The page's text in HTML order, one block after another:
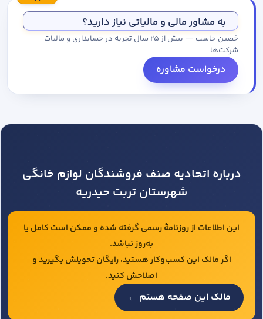
به مشاور مالی و مالیاتی نیاز دارید؟
حَصین حاسب — بیش از ۲۵ سال تجربه در حسابداری و مالیات
شرکت‌ها
درخواست مشاوره
درباره اتحادیه صنف فروشندگان لوازم خانگی
شهرستان تربت حیدریه
این اطلاعات از روزنامهٔ رسمی گرفته شده و ممکن است کامل یا
به‌روز نباشد.
اگر مالک این کسب‌وکار هستید، رایگان تحویلش بگیرید و
اصلاحش کنید.
مالک این صفحه هستم ←